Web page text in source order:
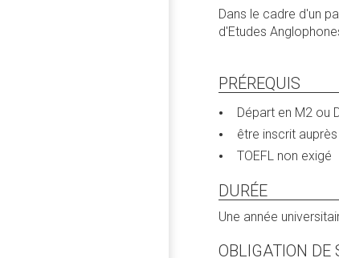
Dans le cadre d'un
d'Etudes
PRÉREQUIS
Départ en M2 ou
être inscrit
TOEFL non exigé
DURÉE
Une année
OBLIGATION DE